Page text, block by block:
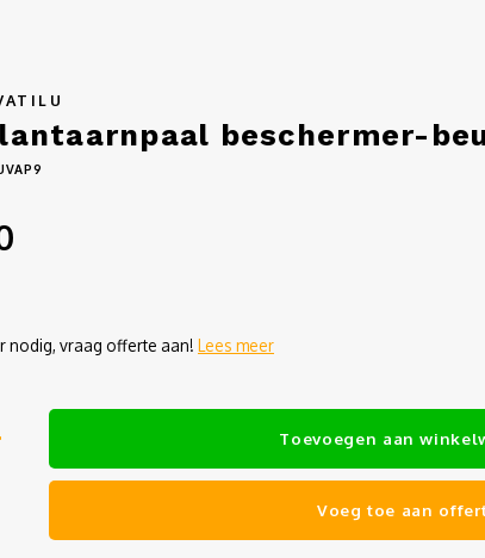
beschermer-
nodig, vraag offerte aan! Lees meer
Toevoegen aan
Voeg toe aan